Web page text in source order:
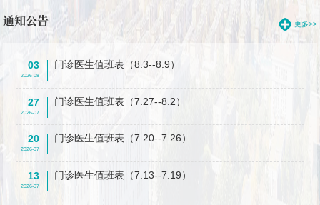
通知公告 更多>>
03
2026-08
门诊医生值班表（8.3--8.9）
27
2026-07
门诊医生值班表（7.27--8.2）
20
2026-07
门诊医生值班表（7.20--7.26）
13
2026-07
门诊医生值班表（7.13--7.19）